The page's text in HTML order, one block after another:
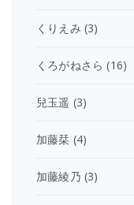
くりえみ (3)
くろがねさら (16)
兒玉遥 (3)
加藤栞 (4)
加藤綾乃 (3)